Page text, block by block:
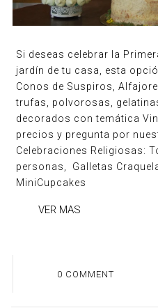
Si deseas celebrar la
jardín de tu casa, esta
Conos de Suspiros,
trufas, polvorosas,
decorados con temática
precios y pregunta por
Celebraciones Religiosas:
personas, Galletas
MiniCupcakes
VER MAS
0 COMMENT